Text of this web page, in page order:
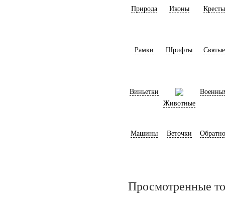
Природа Иконы Кресты
Рамки Шрифты Святые
Виньетки
Животные
Машины Веточки
Просмотренные